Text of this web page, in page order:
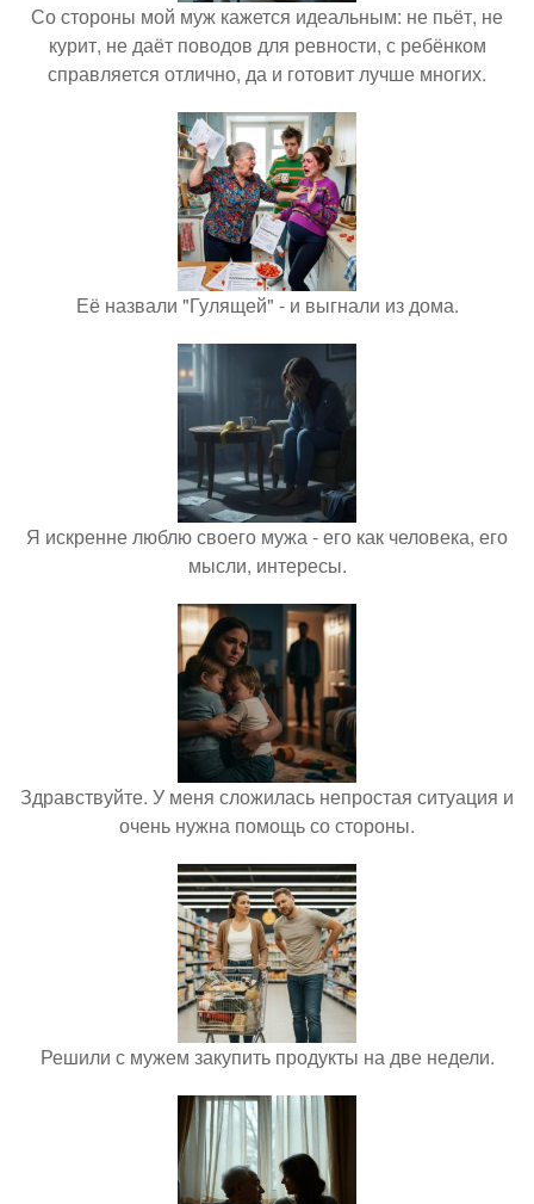
Со стороны мой муж кажется идеальным: не пьёт, не
курит, не даёт поводов для ревности, с ребёнком
справляется отлично, да и готовит лучше многих.
Её назвали "Гулящей" - и выгнали из дома.
Я искренне люблю своего мужа - его как человека, его
мысли, интересы.
Здравствуйте. У меня сложилась непростая ситуация и
очень нужна помощь со стороны.
Решили с мужем закупить продукты на две недели.